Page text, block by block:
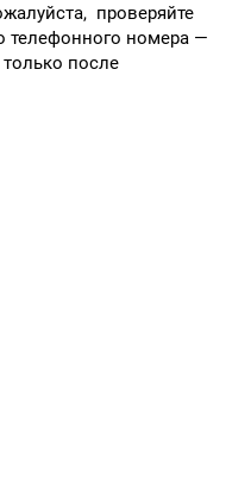
проверяйте
телефонного номера —
только после